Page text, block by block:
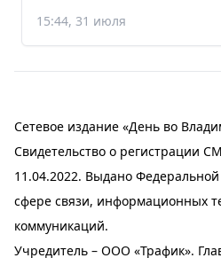
15:44, 31 июля
Сетевое издание «День во
Свидетельство о регистрации
11.04.2022. Выдано
сфере связи, информационных
коммуникаций.
Учредитель – ООО «Трафик».